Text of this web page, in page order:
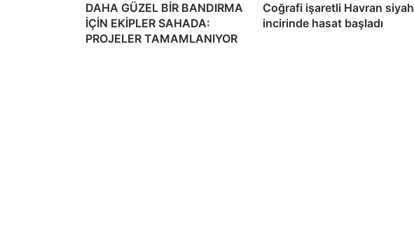
DAHA GÜZEL BİR BANDIRMA
İÇİN EKİPLER SAHADA:
PROJELER TAMAMLANIYOR
Coğrafi işaretli Havran siyah
incirinde hasat başladı